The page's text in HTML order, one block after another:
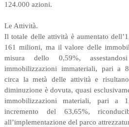
124.000 azioni.
Le Attività.
Il totale delle attività è aumentato
161 milioni, ma il valore delle
misura dello 0,59%,
immobilizzazioni immateriali, pari a
circa la metà delle attività e
diminuzione è dovuta, quasi
immobilizzazioni materiali, pari a
incremento del 63,65%,
all’implementazione del parco